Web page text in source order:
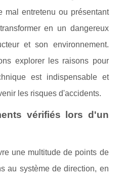
mal entretenu ou présentant
en un dangereux
et son environnement.
explorer les raisons pour
est indispensable et
les risques d'accidents.
vérifiés lors d'un
une multitude de points de
au système de direction, en